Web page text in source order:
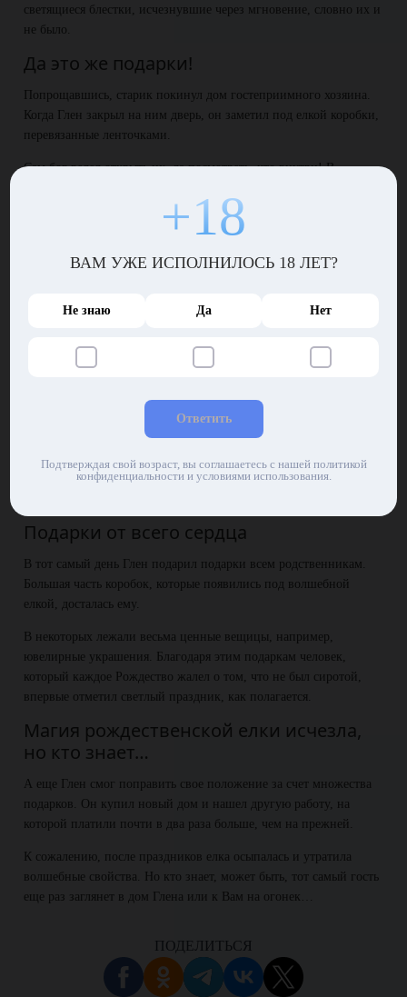
светящиеся блестки, исчезнувшие через мгновение, словно их и
не было.
Да это же подарки!
Попрощавшись, старик покинул дом гостеприимного хозяина.
Когда Глен закрыл на ним дверь, он заметил под елкой коробки,
перевязанные ленточками.
Сам бог велел открыть их, да посмотреть, что внутри! В
сгодятся в качестве рождественских подарков.
под елкой подарки. Они тотчас «переехали» к тем же коробкам.
Коробки не заканчивались. Хозяин дома бегал туда-сюда,
Вскоре в доме Глена ни осталось ни одной свободной комнаты –
даже подвал был набит подарками до самого верха! Впервые за
много лет хозяин волшебной елки почувствовал праздничную
Подарки от всего сердца
В тот самый день Глен подарил подарки всем родственникам.
Большая часть коробок, которые появились под волшебной
елкой, досталась ему.
В некоторых лежали весьма ценные вещицы, например,
ювелирные украшения. Благодаря этим подаркам человек,
который каждое Рождество жалел о том, что не был сиротой,
впервые отметил светлый праздник, как полагается.
Магия рождественской елки исчезла,
но кто знает…
А еще Глен смог поправить свое положение за счет множества
подарков. Он купил новый дом и нашел другую работу, на
которой платили почти в два раза больше, чем на прежней.
К сожалению, после праздников елка осыпалась и утратила
волшебные свойства. Но кто знает, может быть, тот самый гость
еще раз заглянет в дом Глена или к Вам на огонек…
ПОДЕЛИТЬСЯ
+18
ВАМ УЖЕ ИСПОЛНИЛОСЬ 18 ЛЕТ?
Не знаю Да Нет
Ответить
Подтверждая свой возраст, вы соглашаетесь с нашей политикой
конфиденциальности и условиями использования.